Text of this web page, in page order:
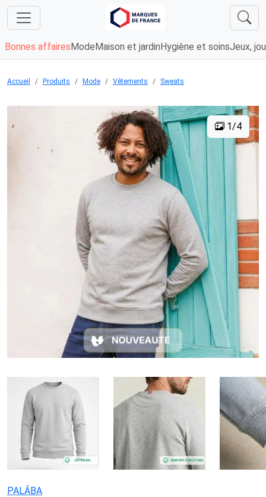
Bonnes affaires Mode Maison et jardin Hygiène et soinsJeux,
Accueil Produits Mode Vêtements Sweats
1/4
PALÂBA